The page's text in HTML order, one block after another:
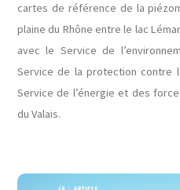
cartes de référence de la
plaine du Rhône entre le lac
avec le Service de
Service de la protection contre
Service de l’énergie et des
du Valais.